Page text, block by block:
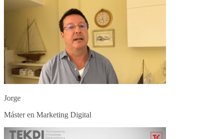
Jorge
Máster en Marketing Digital